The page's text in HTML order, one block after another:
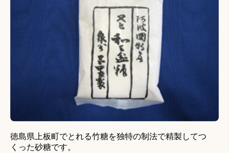
徳島県上板町でとれる竹糖を独特の制法で精製してつ
くった砂糖です。